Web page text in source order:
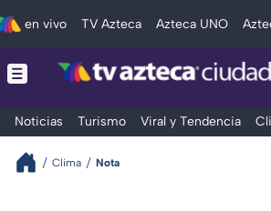
en vivo TV Azteca Azteca UNO
Noticias Turismo Viral y Tendencia
Clima Nota